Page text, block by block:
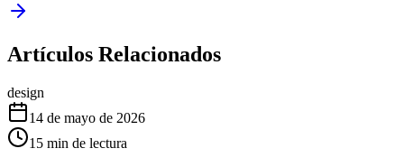
Artículos Relacionados
design
14 de mayo de 2026
15 min de lectura